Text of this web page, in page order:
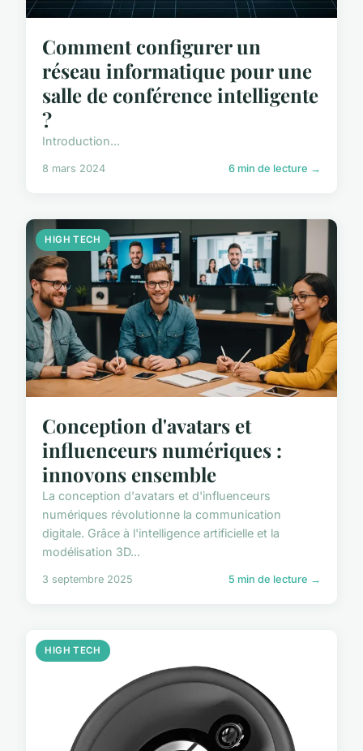
Comment configurer un
réseau informatique pour une
salle de conférence intelligente
?
Introduction...
8 mars 2024 6 min de lecture →
HIGH TECH
Conception d'avatars et
influenceurs numériques :
innovons ensemble
La conception d'avatars et d'influenceurs
numériques révolutionne la communication
digitale. Grâce à l'intelligence artificielle et la
modélisation 3D...
3 septembre 2025 5 min de lecture →
HIGH TECH